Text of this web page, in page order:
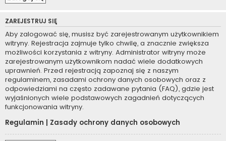
ZAREJESTRUJ SIĘ
Aby zalogować się, musisz być zarejestrowanym użytkownikiem
witryny. Rejestracja zajmuje tylko chwilę, a znacznie zwiększa
możliwości korzystania z witryny. Administrator witryny może
zarejestrowanym użytkownikom nadać wiele dodatkowych
uprawnień. Przed rejestracją zapoznaj się z naszym
regulaminem, zasadami ochrony danych osobowych oraz z
odpowiedziami na często zadawane pytania (FAQ), gdzie jest
wyjaśnionych wiele podstawowych zagadnień dotyczących
funkcjonowania witryny.
Regulamin | Zasady ochrony danych osobowych